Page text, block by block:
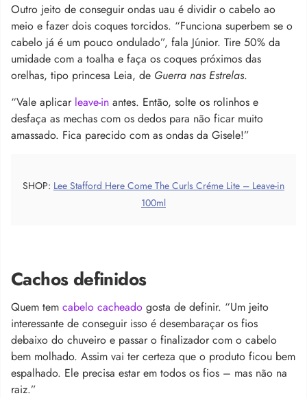
Outro jeito de conseguir ondas uau é dividir o cabelo ao
meio e fazer dois coques torcidos. “Funciona superbem se o
cabelo já é um pouco ondulado”, fala Júnior. Tire 50% da
umidade com a toalha e faça os coques próximos das
orelhas, tipo princesa Leia, de Guerra nas Estrelas.
“Vale aplicar leave-in antes. Então, solte os rolinhos e
desfaça as mechas com os dedos para não ficar muito
amassado. Fica parecido com as ondas da Gisele!”
SHOP: Lee Stafford Here Come The Curls Créme Lite – Leave-in
100ml
Cachos definidos
Quem tem cabelo cacheado gosta de definir. “Um jeito
interessante de conseguir isso é desembaraçar os fios
debaixo do chuveiro e passar o finalizador com o cabelo
bem molhado. Assim vai ter certeza que o produto ficou bem
espalhado. Ele precisa estar em todos os fios – mas não na
raiz.”